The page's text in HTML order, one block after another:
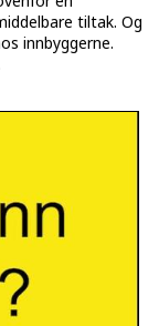
tiltak. Og
innbyggerne.